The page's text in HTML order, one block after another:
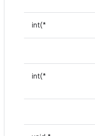
int(*
int(*